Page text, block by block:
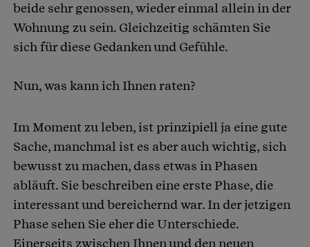
beide sehr genossen, wieder einmal allein in der
Wohnung zu sein. Gleichzeitig schämten Sie
sich für diese Gedanken und Gefühle.
Nun, was kann ich Ihnen raten?
Im Moment zu leben, ist prinzipiell ja eine gute
Sache, manchmal ist es aber auch wichtig, sich
bewusst zu machen, dass etwas in Phasen
abläuft. Sie beschreiben eine erste Phase, die
interessant und bereichernd war. In der jetzigen
Phase sehen Sie eher die Unterschiede.
Einerseits zwischen Ihnen und den neuen